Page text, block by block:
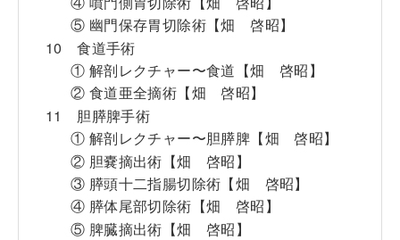
⑤ 幽門保存胃切除術【畑 啓昭】
10 食道手術
① 解剖レクチャー〜食道【畑 啓昭】
② 食道亜全摘術【畑 啓昭】
11 胆膵脾手術
① 解剖レクチャー〜胆膵脾【畑 啓昭】
② 胆嚢摘出術【畑 啓昭】
③ 膵頭十二指腸切除術【畑 啓昭】
④ 膵体尾部切除術【畑 啓昭】
⑤ 脾臓摘出術【畑 啓昭】